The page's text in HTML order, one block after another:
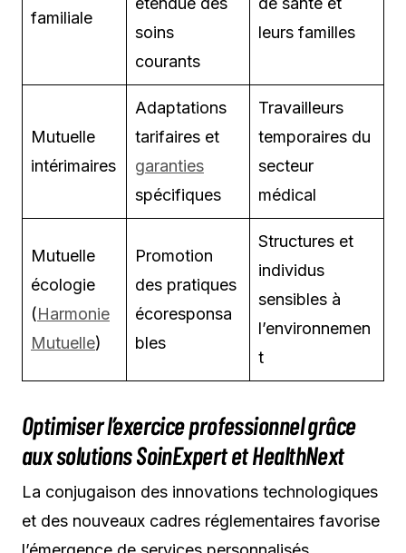
familiale
soins
courants
leurs familles
Mutuelle
intérimaires
Adaptations
tarifaires et
garanties
spécifiques
Travailleurs
temporaires du
secteur
médical
Mutuelle
écologie
(Harmonie
Mutuelle)
Promotion
des pratiques
écoresponsa
bles
Structures et
individus
sensibles à
l’environnemen
t
Optimiser l’exercice professionnel grâce
aux solutions SoinExpert et HealthNext
La conjugaison des innovations technologiques
et des nouveaux cadres réglementaires favorise